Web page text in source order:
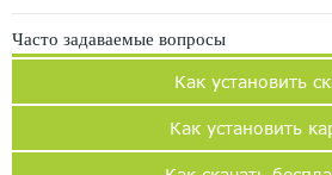
Часто задаваемые вопросы
Как установить
Как установить